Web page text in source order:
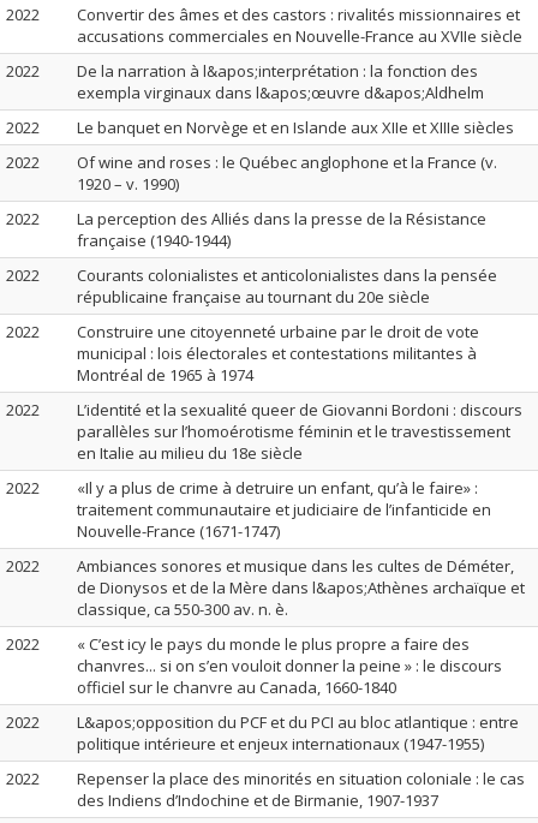
2022
Convertir des âmes et des castors : rivalités missionnaires et
accusations commerciales en Nouvelle-France au XVIIe siècle
2022
De la narration à l&apos;interprétation : la fonction des
exempla virginaux dans l&apos;œuvre d&apos;Aldhelm
2022
Le banquet en Norvège et en Islande aux XIIe et XIIIe siècles
2022
Of wine and roses : le Québec anglophone et la France (v.
1920 – v. 1990)
2022
La perception des Alliés dans la presse de la Résistance
française (1940-1944)
2022
Courants colonialistes et anticolonialistes dans la pensée
républicaine française au tournant du 20e siècle
2022
Construire une citoyenneté urbaine par le droit de vote
municipal : lois électorales et contestations militantes à
Montréal de 1965 à 1974
2022
L’identité et la sexualité queer de Giovanni Bordoni : discours
parallèles sur l’homoérotisme féminin et le travestissement
en Italie au milieu du 18e siècle
2022
«Il y a plus de crime à detruire un enfant, qu’à le faire» :
traitement communautaire et judiciaire de l’infanticide en
Nouvelle-France (1671-1747)
2022
Ambiances sonores et musique dans les cultes de Déméter,
de Dionysos et de la Mère dans l&apos;Athènes archaïque et
classique, ca 550-300 av. n. è.
2022
« C’est icy le pays du monde le plus propre a faire des
chanvres... si on s’en vouloit donner la peine » : le discours
officiel sur le chanvre au Canada, 1660-1840
2022
L&apos;opposition du PCF et du PCI au bloc atlantique : entre
politique intérieure et enjeux internationaux (1947-1955)
2022
Repenser la place des minorités en situation coloniale : le cas
des Indiens d’Indochine et de Birmanie, 1907-1937